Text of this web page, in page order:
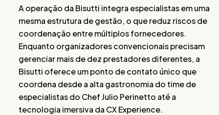
A operação da Bisutti integra especialistas em uma
mesma estrutura de gestão, o que reduz riscos de
coordenação entre múltiplos fornecedores.
Enquanto organizadores convencionais precisam
gerenciar mais de dez prestadores diferentes, a
Bisutti oferece um ponto de contato único que
coordena desde a alta gastronomia do time de
especialistas do Chef Julio Perinetto até a
tecnologia imersiva da CX Experience.